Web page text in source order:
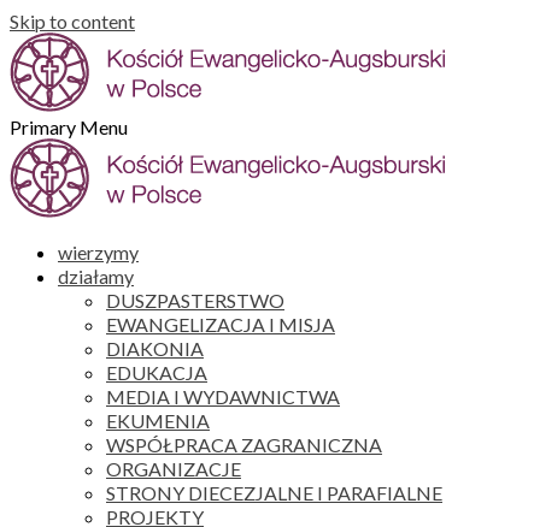
Skip to content
Primary Menu
wierzymy
działamy
DUSZPASTERSTWO
EWANGELIZACJA I MISJA
DIAKONIA
EDUKACJA
MEDIA I WYDAWNICTWA
EKUMENIA
WSPÓŁPRACA ZAGRANICZNA
ORGANIZACJE
STRONY DIECEZJALNE I PARAFIALNE
PROJEKTY